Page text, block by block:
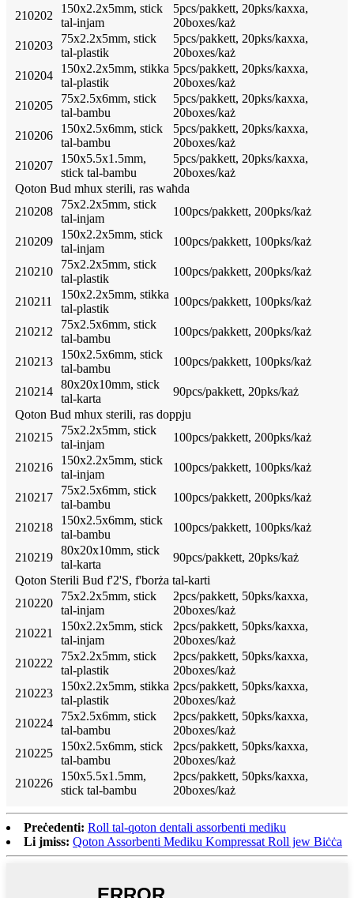
210202
150x2.2x5mm, stick
tal-injam
5pcs/pakkett, 20pks/kaxxa,
20boxes/każ
210203
75x2.2x5mm, stick
tal-plastik
5pcs/pakkett, 20pks/kaxxa,
20boxes/każ
210204
150x2.2x5mm, stikka
tal-plastik
5pcs/pakkett, 20pks/kaxxa,
20boxes/każ
210205
75x2.5x6mm, stick
tal-bambu
5pcs/pakkett, 20pks/kaxxa,
20boxes/każ
210206
150x2.5x6mm, stick
tal-bambu
5pcs/pakkett, 20pks/kaxxa,
20boxes/każ
210207
150x5.5x1.5mm,
stick tal-bambu
5pcs/pakkett, 20pks/kaxxa,
20boxes/każ
Qoton Bud mhux sterili, ras waħda
210208
75x2.2x5mm, stick
tal-injam
100pcs/pakkett, 200pks/każ
210209
150x2.2x5mm, stick
tal-injam
100pcs/pakkett, 100pks/każ
210210
75x2.2x5mm, stick
tal-plastik
100pcs/pakkett, 200pks/każ
210211
150x2.2x5mm, stikka
tal-plastik
100pcs/pakkett, 100pks/każ
210212
75x2.5x6mm, stick
tal-bambu
100pcs/pakkett, 200pks/każ
210213
150x2.5x6mm, stick
tal-bambu
100pcs/pakkett, 100pks/każ
210214
80x20x10mm, stick
tal-karta
90pcs/pakkett, 20pks/każ
Qoton Bud mhux sterili, ras doppju
210215
75x2.2x5mm, stick
tal-injam
100pcs/pakkett, 200pks/każ
210216
150x2.2x5mm, stick
tal-injam
100pcs/pakkett, 100pks/każ
210217
75x2.5x6mm, stick
tal-bambu
100pcs/pakkett, 200pks/każ
210218
150x2.5x6mm, stick
tal-bambu
100pcs/pakkett, 100pks/każ
210219
80x20x10mm, stick
tal-karta
90pcs/pakkett, 20pks/każ
Qoton Sterili Bud f'2'S, f'borża tal-karti
210220
75x2.2x5mm, stick
tal-injam
2pcs/pakkett, 50pks/kaxxa,
20boxes/każ
210221
150x2.2x5mm, stick
tal-injam
2pcs/pakkett, 50pks/kaxxa,
20boxes/każ
210222
75x2.2x5mm, stick
tal-plastik
2pcs/pakkett, 50pks/kaxxa,
20boxes/każ
210223
150x2.2x5mm, stikka
tal-plastik
2pcs/pakkett, 50pks/kaxxa,
20boxes/każ
210224
75x2.5x6mm, stick
tal-bambu
2pcs/pakkett, 50pks/kaxxa,
20boxes/każ
210225
150x2.5x6mm, stick
tal-bambu
2pcs/pakkett, 50pks/kaxxa,
20boxes/każ
210226
150x5.5x1.5mm,
stick tal-bambu
2pcs/pakkett, 50pks/kaxxa,
20boxes/każ
Preċedenti: Roll tal-qoton dentali assorbenti mediku
Li jmiss: Qoton Assorbenti Mediku Kompressat Roll jew Biċċa